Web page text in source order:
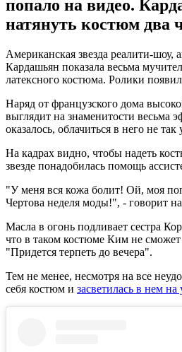
попало на видео.
натянуть костюм два
Американская звезда реалити-шоу,
Кардашьян показала весьма
латексного костюма. Ролики
Наряд от французского дома
выглядит на знаменитости весьма
оказалось, облачиться в него не
На кадрах видно, чтобы надеть
звезде понадобилась помощь
"У меня вся кожа болит! Ой, моя
Чертова неделя моды!", - говорит
Масла в огонь подливает сестра
что в таком костюме Ким не сможет
"Придется терпеть до вечера".
Тем не менее, несмотря на все
себя костюм и засветилась в нем